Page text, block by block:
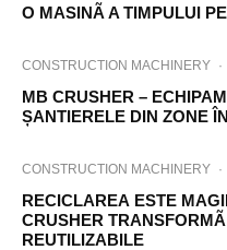
O MASINÃ A TIMPULUI
CONSTRUCTION MACHINERY ·
MB CRUSHER –
ȘANTIERELE DIN ZONE
CONSTRUCTION MACHINERY ·
RECICLAREA ESTE
CRUSHER
REUTILIZABILE